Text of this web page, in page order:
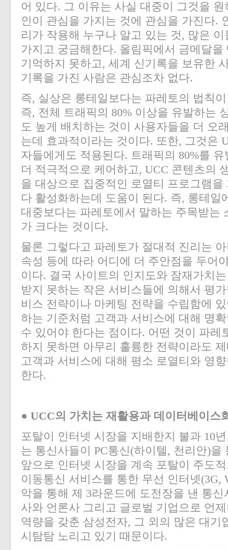
어 있다. 그 이유는 사실 대중이 그것을
인이 관심을 가지는 것에 관심을 가진다.
리가 작용해 누구나 알고 있는 것, 많은
가지고 궁금해한다. 올림픽에서 금메달
기억하지 못하고, 세계 신기록을 보유한
기록을 가진 사람은 관심조차 없다.
즉, 실상은 롱테일보다는 파레토의 법칙
즉, 전체 트래픽의 80% 이상을 유발하는
도 높게 배치하는 것이 사용자들을 더 오
는데 효과적이라는 것이다. 또한, 그것은
자들에게도 적용된다. 트래픽의 80%를
더 적극적으로 케어하고, UCC 콘텐츠의
을 대상으로 집중적인 로열티 프로그램
다 활성화하는데 도움이 된다. 즉, 롱테일
대중보다는 파레토에서 말하는 주목받는
가 크다는 것이다.
물론 그렇다고 파레토가 절대적 진리는
속성 등에 따라 어디에 더 주안점을 두어
이다. 결국 사이트의 인지도와 잠재가치
받지 못하는 작은 서비스들에 의해서 평
비스 전략이나 마케팅 전략을 수립함에
하는 기준처럼 고객과 서비스에 대해 명
수 있어야 한다는 점이다. 어떤 것이 파레
하지 못하면 아무리 훌륭한 전략이라도
고객과 서비스에 대해 평소 로열티와 영
한다.
● UCC의 가치는 재활용과 데이터베이스
포탈이 인터넷 시장을 지배한지 불과 10
는 통신사들이 PC통신(하이텔, 천리안)
앞으로 인터넷 시장을 계속 포탈이 주도
이동통신 서비스를 통한 무선 인터넷(3G,
악을 통해 제 3라운드에 도전장을 낸 통
사와 언론사 그리고 글로벌 기업으로 언
역량을 갖춘 삼성전자, 그 외의 많은 대기
시탐탐 노리고 있기 때문이다.